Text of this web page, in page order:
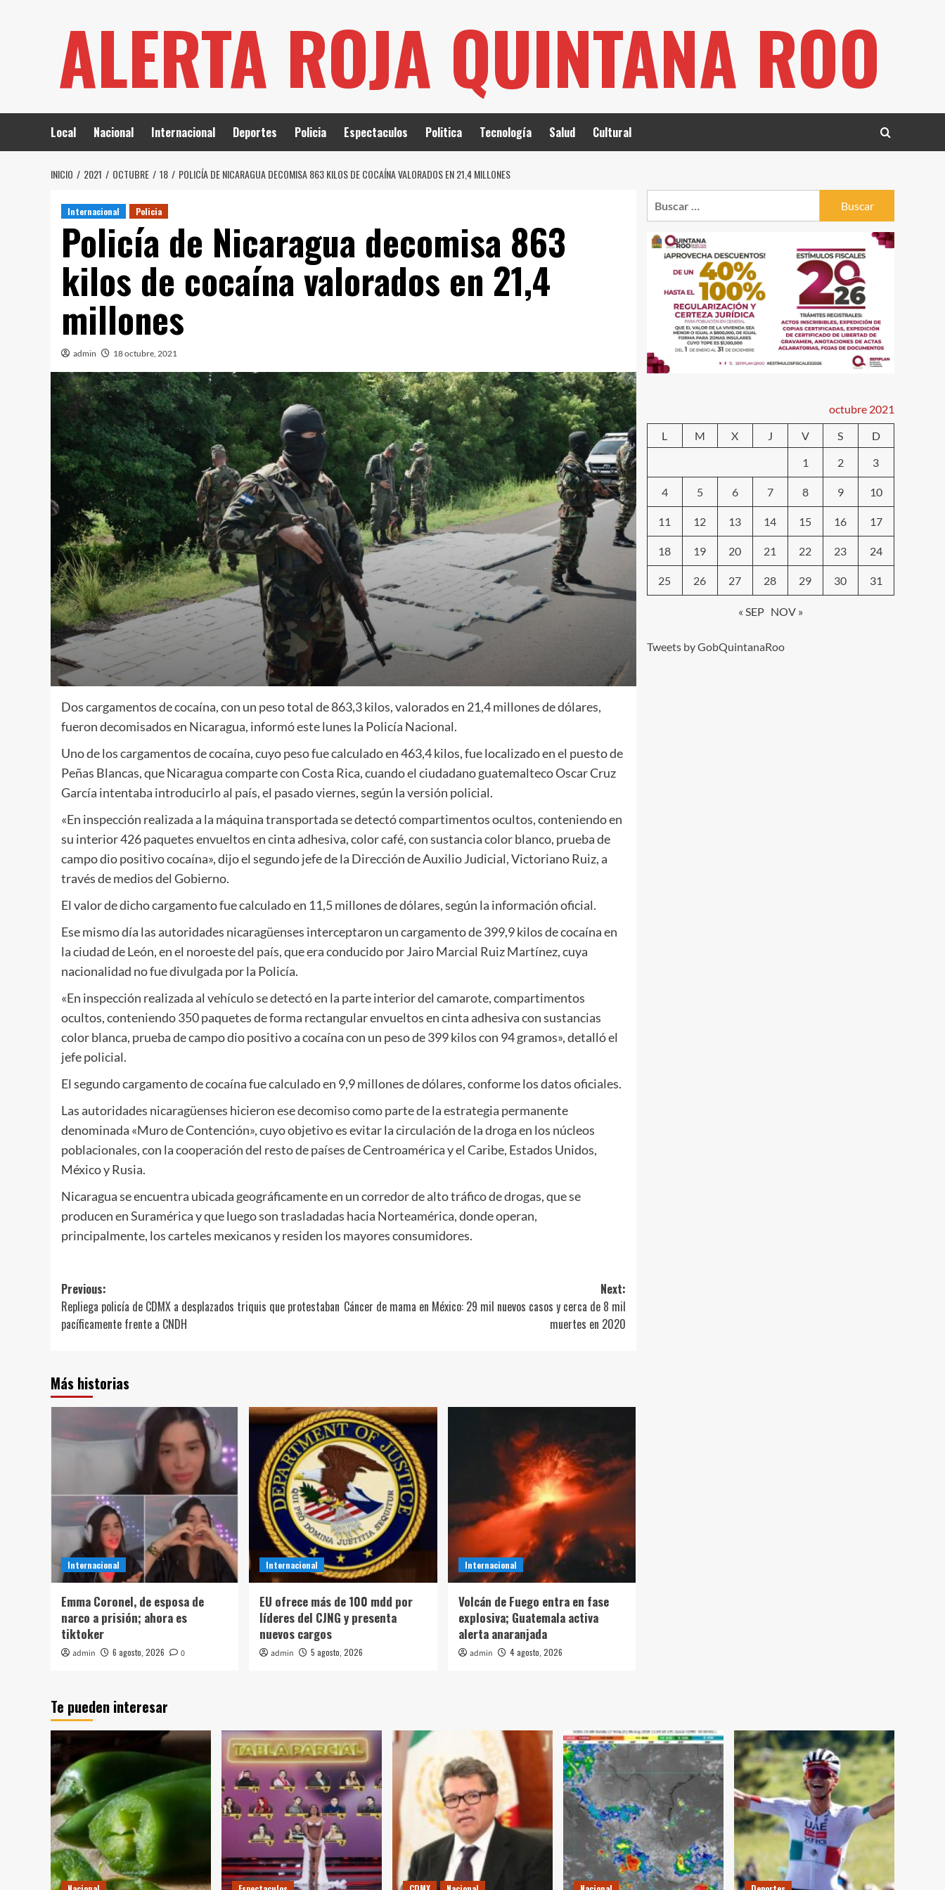
ALERTA ROJA QUINTANA ROO
Local Nacional Internacional Deportes Policia Espectaculos Politica Tecnología Salud Cultural
INICIO 2021 OCTUBRE 18 POLICÍA DE NICARAGUA DECOMISA 863 KILOS DE COCAÍNA VALORADOS EN 21,4 MILLONES
Internacional Policia
Policía de Nicaragua decomisa 863
kilos de cocaína valorados en 21,4
millones
admin 18 octubre, 2021
Dos cargamentos de cocaína, con un peso total de 863,3 kilos, valorados en 21,4 millones de dólares,
fueron decomisados en Nicaragua, informó este lunes la Policía Nacional.
Uno de los cargamentos de cocaína, cuyo peso fue calculado en 463,4 kilos, fue localizado en el puesto de
Peñas Blancas, que Nicaragua comparte con Costa Rica, cuando el ciudadano guatemalteco Oscar Cruz
García intentaba introducirlo al país, el pasado viernes, según la versión policial.
«En inspección realizada a la máquina transportada se detectó compartimentos ocultos, conteniendo en
su interior 426 paquetes envueltos en cinta adhesiva, color café, con sustancia color blanco, prueba de
campo dio positivo cocaína», dijo el segundo jefe de la Dirección de Auxilio Judicial, Victoriano Ruiz, a
través de medios del Gobierno.
El valor de dicho cargamento fue calculado en 11,5 millones de dólares, según la información oficial.
Ese mismo día las autoridades nicaragüenses interceptaron un cargamento de 399,9 kilos de cocaína en
la ciudad de León, en el noroeste del país, que era conducido por Jairo Marcial Ruiz Martínez, cuya
nacionalidad no fue divulgada por la Policía.
«En inspección realizada al vehículo se detectó en la parte interior del camarote, compartimentos
ocultos, conteniendo 350 paquetes de forma rectangular envueltos en cinta adhesiva con sustancias
color blanca, prueba de campo dio positivo a cocaína con un peso de 399 kilos con 94 gramos», detalló el
jefe policial.
El segundo cargamento de cocaína fue calculado en 9,9 millones de dólares, conforme los datos oficiales.
Las autoridades nicaragüenses hicieron ese decomiso como parte de la estrategia permanente
denominada «Muro de Contención», cuyo objetivo es evitar la circulación de la droga en los núcleos
poblacionales, con la cooperación del resto de países de Centroamérica y el Caribe, Estados Unidos,
México y Rusia.
Nicaragua se encuentra ubicada geográficamente en un corredor de alto tráfico de drogas, que se
producen en Suramérica y que luego son trasladadas hacia Norteamérica, donde operan,
principalmente, los carteles mexicanos y residen los mayores consumidores.
Post
navigation
Previous:
Repliega policía de CDMX a desplazados triquis que protestaban
pacíficamente frente a CNDH
Next:
Cáncer de mama en México: 29 mil nuevos casos y cerca de 8 mil
muertes en 2020
Más historias
Internacional
Emma Coronel, de esposa de
narco a prisión; ahora es
tiktoker
admin 6 agosto, 2026 0
Internacional
EU ofrece más de 100 mdd por
líderes del CJNG y presenta
nuevos cargos
admin 5 agosto, 2026
Internacional
Volcán de Fuego entra en fase
explosiva; Guatemala activa
alerta anaranjada
admin 4 agosto, 2026
octubre 2021
L
M X J V S
D
1
2 3
4 5 6 7 8 9 10
11 12 13 14 15 16 17
18 19 20 21 22 23 24
25 26 27 28 29 30 31
« SEP NOV »
Tweets by GobQuintanaRoo
Te pueden interesar